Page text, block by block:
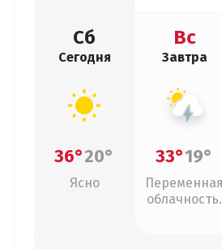
Сб
Сегодня
36°20°
Ясно
Вс
Завтра
33°19°
Переменная
облачность,